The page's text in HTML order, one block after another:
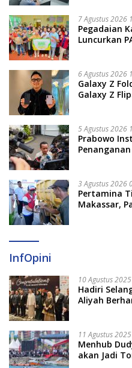
7 Agustus 2026
Pegadaian
Luncurkan
6 Agustus 2026
Galaxy Z
Galaxy Z
5 Agustus 2026
Prabowo
3 Agustus 2026
Pertamina
Makassar,
InfOpini
10 Agustus
Hadiri
Aliyah
11 Agustus
Menhub
akan Jadi